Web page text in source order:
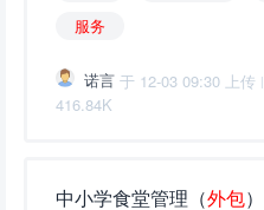
服务
诺言 于 12-03 09:30 上传 |
416.84K
中小学食堂管理（外包）